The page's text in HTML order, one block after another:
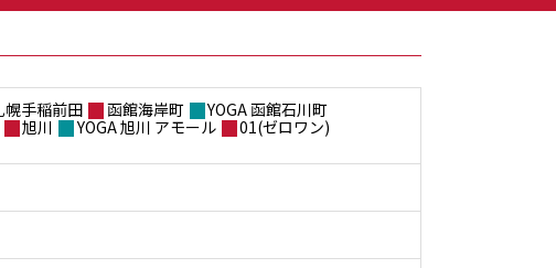
幌手稲前田 函館海岸町
YOGA 函館石川町
旭川 YOGA 旭川 アモール
01(ゼロワン)